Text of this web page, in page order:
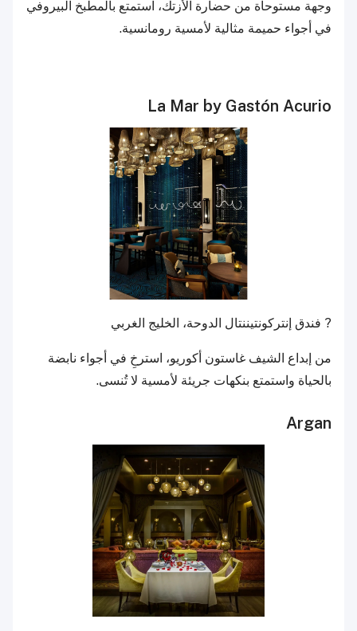
وجهة مستوحاة من حضارة الأزتك، استمتع بالمطبخ البيروفي
في أجواء حميمة مثالية لأمسية رومانسية.
La Mar by Gastón Acurio
? فندق إنتركونتيننتال الدوحة، الخليج الغربي
من إبداع الشيف غاستون أكوريو، استرخِ في أجواء نابضة
بالحياة واستمتع بنكهات جريئة لأمسية لا تُنسى.
Argan